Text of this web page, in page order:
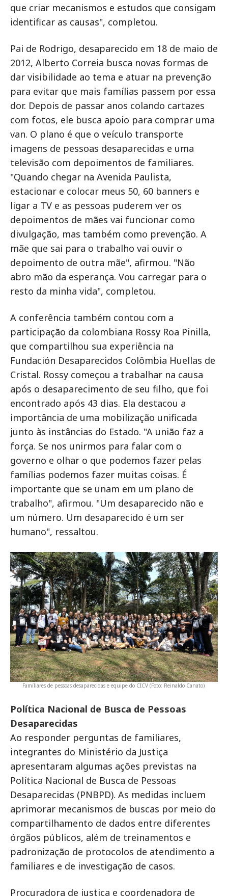
que criar mecanismos e estudos que consigam
identificar as causas", completou.
Pai de Rodrigo, desaparecido em 18 de maio de
2012, Alberto Correia busca novas formas de
dar visibilidade ao tema e atuar na prevenção
para evitar que mais famílias passem por essa
dor. Depois de passar anos colando cartazes
com fotos, ele busca apoio para comprar uma
van. O plano é que o veículo transporte
imagens de pessoas desaparecidas e uma
televisão com depoimentos de familiares.
"Quando chegar na Avenida Paulista,
estacionar e colocar meus 50, 60 banners e
ligar a TV e as pessoas puderem ver os
depoimentos de mães vai funcionar como
divulgação, mas também como prevenção. A
mãe que sai para o trabalho vai ouvir o
depoimento de outra mãe", afirmou. "Não
abro mão da esperança. Vou carregar para o
resto da minha vida", completou.
A conferência também contou com a
participação da colombiana Rossy Roa Pinilla,
que compartilhou sua experiência na
Fundación Desaparecidos Colômbia Huellas de
Cristal. Rossy começou a trabalhar na causa
após o desaparecimento de seu filho, que foi
encontrado após 43 dias. Ela destacou a
importância de uma mobilização unificada
junto às instâncias do Estado. "A união faz a
força. Se nos unirmos para falar com o
governo e olhar o que podemos fazer pelas
famílias podemos fazer muitas coisas. É
importante que se unam em um plano de
trabalho", afirmou. "Um desaparecido não e
um número. Um desaparecido é um ser
humano", ressaltou.
Famíliares de pessoas desaparecidas e equipe do CICV (Foto: Reinaldo Canato)
Política Nacional de Busca de Pessoas
Desaparecidas
Ao responder perguntas de familiares,
integrantes do Ministério da Justiça
apresentaram algumas ações previstas na
Política Nacional de Busca de Pessoas
Desaparecidas (PNBPD). As medidas incluem
aprimorar mecanismos de buscas por meio do
compartilhamento de dados entre diferentes
órgãos públicos, além de treinamentos e
padronização de protocolos de atendimento a
familiares e de investigação de casos.
Procuradora de justiça e coordenadora de